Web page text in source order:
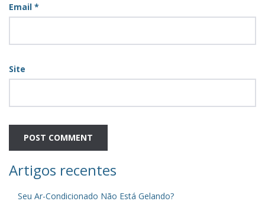
Email *
Site
Artigos recentes
Seu Ar-Condicionado Não Está Gelando?